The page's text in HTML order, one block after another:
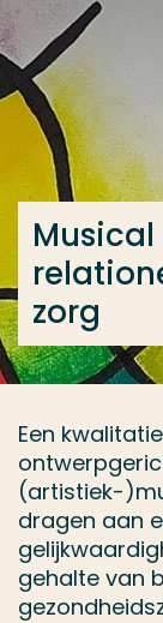
Ga direct naar
... >
zorg
Een
(artistiek-
dragen aan
gehalte van
Veel gezocht
Opleiding
Contact